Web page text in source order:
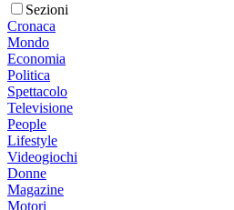
Sezioni
Cronaca
Mondo
Economia
Politica
Spettacolo
Televisione
People
Lifestyle
Videogiochi
Donne
Magazine
Motori